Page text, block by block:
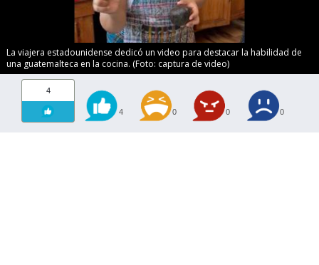
La viajera estadounidense dedicó un video para destacar la habilidad de
una guatemalteca en la cocina. (Foto: captura de video)
4
4 0 0 0